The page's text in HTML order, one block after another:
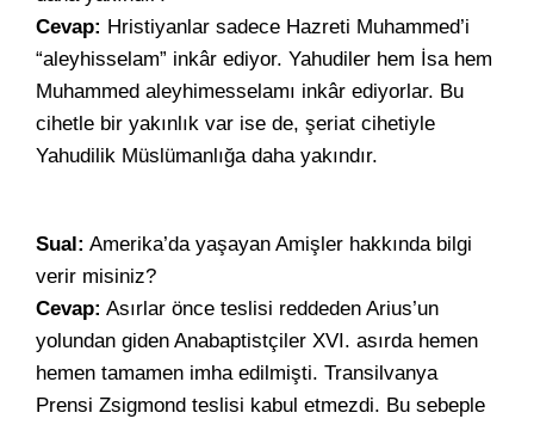
Cevap: Hristiyanlar sadece Hazreti Muhammed’i
“aleyhisselam” inkâr ediyor. Yahudiler hem İsa hem
Muhammed aleyhimesselamı inkâr ediyorlar. Bu
cihetle bir yakınlık var ise de, şeriat cihetiyle
Yahudilik Müslümanlığa daha yakındır.
Sual: Amerika’da yaşayan Amişler hakkında bilgi
verir misiniz?
Cevap: Asırlar önce teslisi reddeden Arius’un
yolundan giden Anabaptistçiler XVI. asırda hemen
hemen tamamen imha edilmişti. Transilvanya
Prensi Zsigmond teslisi kabul etmezdi. Bu sebeple